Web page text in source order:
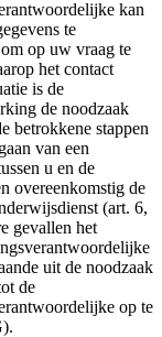
kan
te
op uw vraag te
het contact
is de
de noodzaak
betrokkene stappen
van een
u en de
overeenkomstig de
(art. 6,
gevallen het
uit de noodzaak
de
op te